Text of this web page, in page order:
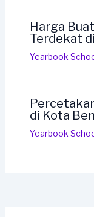
Harga
Terdekat
Yearbook
di Kota
Yearbook